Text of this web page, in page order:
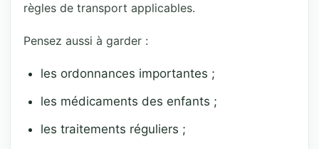
règles de transport applicables.
Pensez aussi à garder :
les ordonnances importantes ;
les médicaments des enfants ;
les traitements réguliers ;